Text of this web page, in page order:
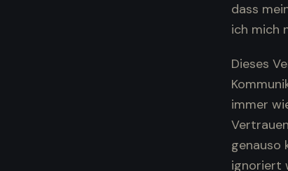
dass
ich mich
Dieses
immer
genauso
ignoriert